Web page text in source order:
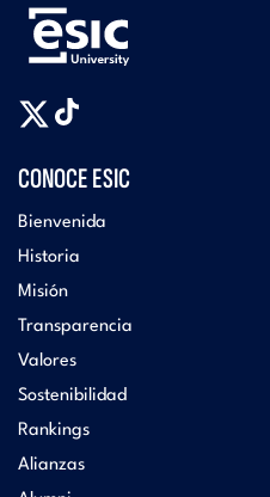
CONOCE ESIC
Bienvenida
Historia
Misión
Transparencia
Valores
Sostenibilidad
Rankings
Alianzas